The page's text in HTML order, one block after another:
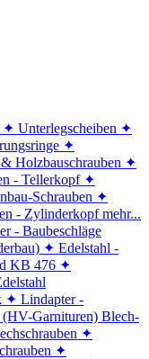
✦ Unterlegscheiben ✦
✦
Holzbauschrauben ✦
- Tellerkopf ✦
Schrauben ✦
- Zylinderkopf mehr...
- Baubeschläge
✦ Edelstahl -
KB 476 ✦
✦ Lindapter -
Garnituren) Blech-
✦
✦